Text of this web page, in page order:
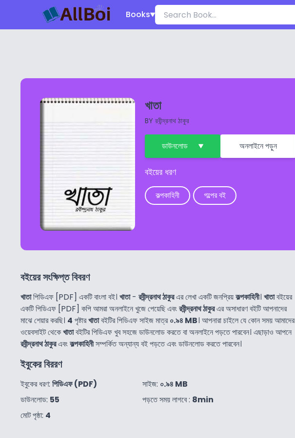
Books
খাতা
BY রবীন্দ্রনাথ ঠাকুর
ডাউনলোড অনলাইনে পড়ুন
বইয়ের ধরণ
কল্পকাহিনী গল্পের বই
বইয়ের সংক্ষিপ্ত বিবরণ
খাতাপিডিএফ [PDF] একটি বাংলা বই। খাতা- রবীন্দ্রনাথ ঠাকুরএর লেখা একটি জনপ্রিয়কল্পকাহিনী। খাতাবইয়ের
একটি পিডিএফ [PDF] কপি আমরা অনলাইনে খুজে পেয়েছি এবংরবীন্দ্রনাথ ঠাকুরএর অসাধারণ বইটি আপনাদের
মাঝে শেয়ার করছি। 4 পৃষ্টারখাতাবইটির পিডিএফ সাইজ মাত্র০.৯৪ MB। আপনারা চাইলে যে কোন সময় আমাদের
ওয়েবসাইট থেকেখাতাবইটির পিডিএফ খুব সহজে ডাউনলোড করতে বা অনলাইনে পড়তে পারবেন। এছাড়াও আপনে
রবীন্দ্রনাথ ঠাকুরএবংকল্পকাহিনীসম্পর্কিত অন্যান্য বই পড়তে এবং ডাউনলোড করতে পারবেন।
ইবুকের বিররণ
ইবুকের ধরণ: পিডিএফ (PDF)
ডাউনলোড: 55
মোট পৃষ্ঠা: 4
সাইজ: ০.৯৪ MB
পড়তে সময় লাগবে : 8min